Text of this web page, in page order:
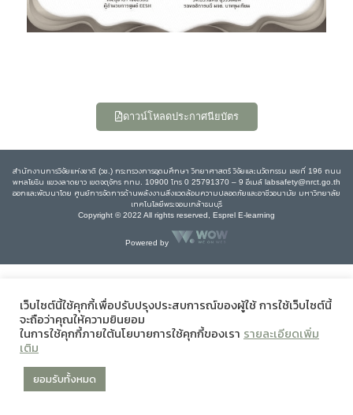
ดาวน์โหลดประกาศนียบัตร
สำนักงานการวิจัยแห่งชาติ (วช.) กระทรวงการอุดมศึกษา วิทยาศาสตร์ วิจัยและนวัตกรรม เลขที่ 196 ถนน
พหลโยธิน แขวงลาดยาว เขตจตุจักร กทม. 10900 โทร 0 25791370 – 9 อีเมล์ labsafety@nrct.go.th
ออกและพัฒนาโดย ศูนย์การจัดการด้านพลังงานสิ่งแวดล้อมความปลอดภัยและอาชีวอนามัย มหาวิทยาลัย
เทคโนโลยีพระจอมเกล้าธนบุรี
Copyright © 2022 All rights reserved, Esprel E-learning
Powered by
เว็บไซต์นี้ใช้คุกกี้เพื่อปรับปรุงประสบการณ์ของผู้ใช้ การใช้เว็บไซต์นี้
จะถือว่าคุณให้ความยินยอม
ในการใช้คุกกี้ภายใต้นโยบายการใช้คุกกี้ของเรา รายละเอียดเพิ่ม
เติม
ยอมรับทั้งหมด